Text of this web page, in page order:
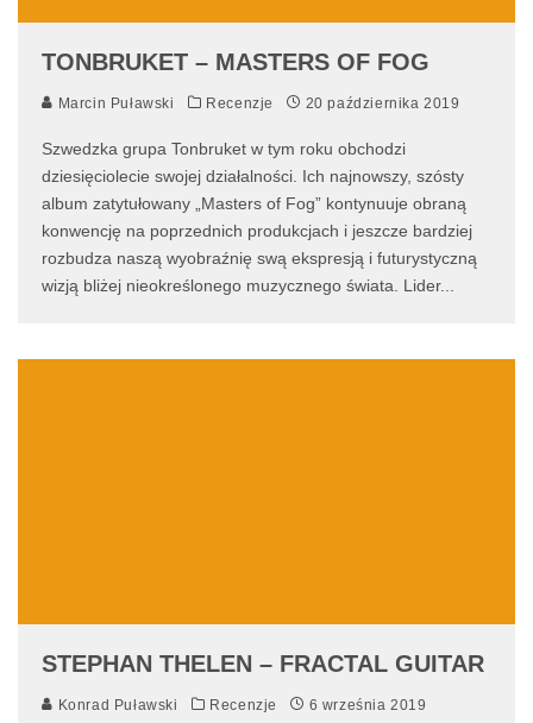
TONBRUKET – MASTERS OF FOG
Marcin Puławski Recenzje 20 października 2019
Szwedzka grupa Tonbruket w tym roku obchodzi
dziesięciolecie swojej działalności. Ich najnowszy, szósty
album zatytułowany „Masters of Fog” kontynuuje obraną
konwencję na poprzednich produkcjach i jeszcze bardziej
rozbudza naszą wyobraźnię swą ekspresją i futurystyczną
wizją bliżej nieokreślonego muzycznego świata. Lider...
STEPHAN THELEN – FRACTAL GUITAR
Konrad Puławski Recenzje 6 września 2019